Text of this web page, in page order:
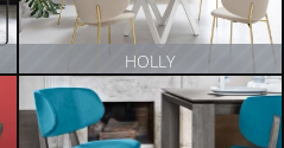
HOLLY
ZOBACZ PRODUKT